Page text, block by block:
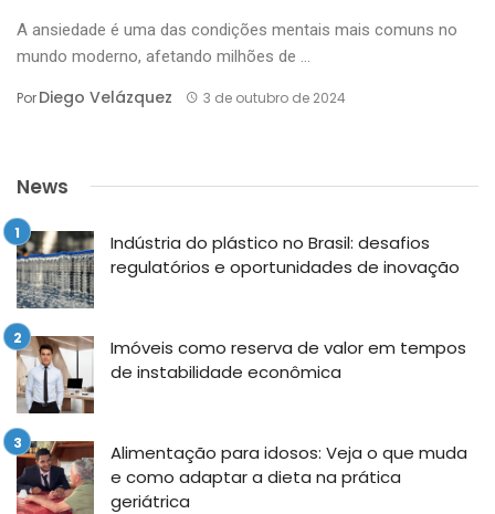
A ansiedade é uma das condições mentais mais comuns no
mundo moderno, afetando milhões de ...
PorDiego Velázquez 3 de outubro de 2024
News
Indústria do plástico no Brasil: desafios
regulatórios e oportunidades de inovação
Imóveis como reserva de valor em tempos
de instabilidade econômica
Alimentação para idosos: Veja o que muda
e como adaptar a dieta na prática
geriátrica